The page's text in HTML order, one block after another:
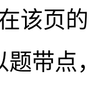
该页
题带